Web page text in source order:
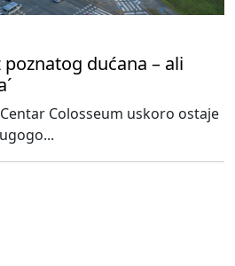
dućana – ali
Colosseum uskoro ostaje